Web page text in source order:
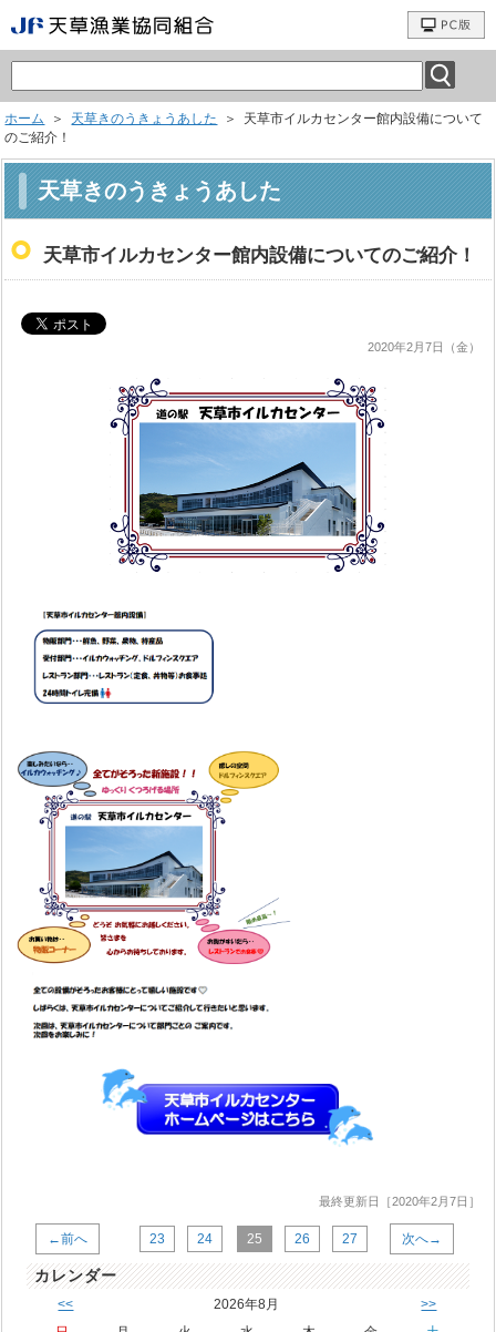
ホーム ＞ 天草きのうきょうあした
＞ 天草市イルカセンター館内設備について
のご紹介！
天草きのうきょうあした
天草市イルカセンター館内設備についてのご紹介！
2020年2月7日（金）
最終更新日［2020年2月7日］
←前へ 23 24 25 26 27 次へ→
カレンダー
<< 2026年8月 >>